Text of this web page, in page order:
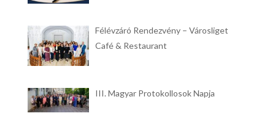
Félévzáró Rendezvény – Városliget
Café & Restaurant
III. Magyar Protokollosok Napja